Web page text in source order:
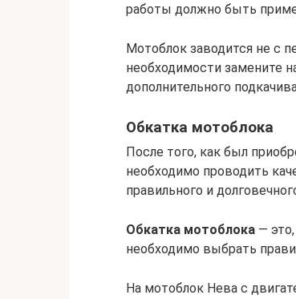
работы должно быть
Мотоблок заводится не с
необходимости замените
дополнительного
Обкатка мотоблока
После того, как был
необходимо проводить
правильного и
Обкатка мотоблока —
необходимо выбрать
На мотоблок Нева с